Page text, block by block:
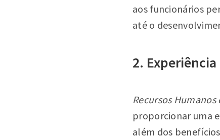
aos funcionários
até o
2.
Recursos
proporcionar uma
além dos